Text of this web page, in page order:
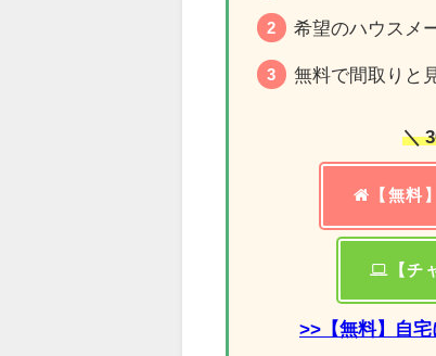
希望のハウスメ
無料で間取りと
＼
【無料
【チ
>>【無料】自